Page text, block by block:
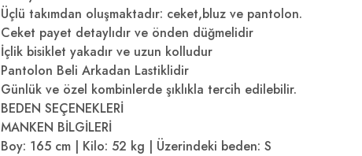
Üçlü takımdan oluşmaktadır: ceket,bluz ve pantolon.
Ceket payet detaylıdır ve önden düğmelidir
İçlik bisiklet yakadır ve uzun kolludur
Pantolon Beli Arkadan Lastiklidir
Günlük ve özel kombinlerde şıklıkla tercih edilebilir.
BEDEN SEÇENEKLERİ
MANKEN BİLGİLERİ
Boy: 165 cm | Kilo: 52 kg | Üzerindeki beden: S